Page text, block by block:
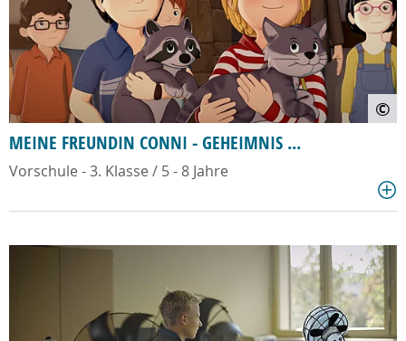
©
MEINE FREUNDIN CONNI - GEHEIMNIS ...
Vorschule - 3. Klasse / 5 - 8 Jahre